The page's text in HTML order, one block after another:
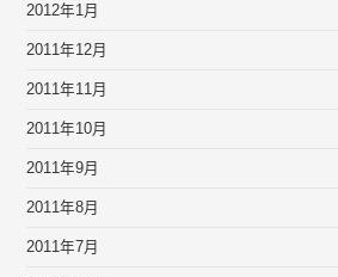
2012年1月
2011年12月
2011年11月
2011年10月
2011年9月
2011年8月
2011年7月